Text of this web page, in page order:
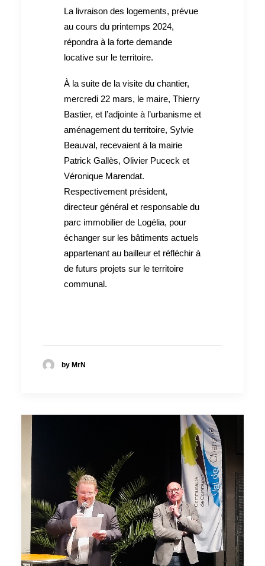
La livraison des logements, prévue
au cours du printemps 2024,
répondra à la forte demande
locative sur le territoire.
À la suite de la visite du chantier,
mercredi 22 mars, le maire, Thierry
Bastier, et l’adjointe à l’urbanisme et
aménagement du territoire, Sylvie
Beauval, recevaient à la mairie
Patrick Gallès, Olivier Puceck et
Véronique Marendat.
Respectivement président,
directeur général et responsable du
parc immobilier de Logélia, pour
échanger sur les bâtiments actuels
appartenant au bailleur et réfléchir à
de futurs projets sur le territoire
communal.
by MrN